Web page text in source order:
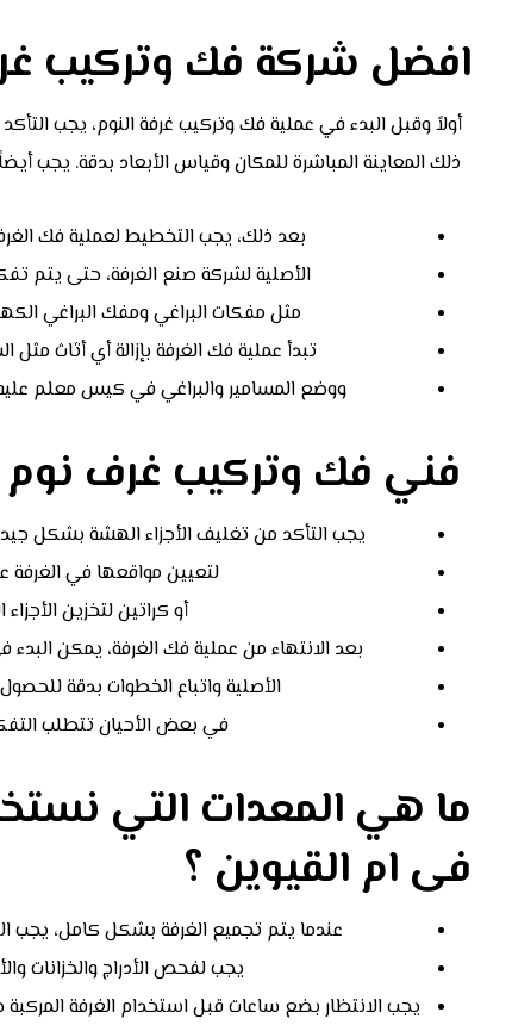
افضل شركة فك وتركيب
أولاً وقبل البدء في عملية فك وتركيب غرفة النوم، يجب
ذلك المعاينة المباشرة للمكان وقياس الأبعاد بدقة. يجب
بعد ذلك، يجب التخطيط لعملية فك
الأصلية لشركة صنع الغرفة، حتى يتم
مثل مفكات البراغي ومفك البراغي
تبدأ عملية فك الغرفة بإزالة أي أثاث مثل
ووضع المسامير والبراغي في كيس معلم
فني فك وتركيب غرف نوم
يجب التأكد من تغليف الأجزاء الهشة بشكل
لتعيين مواقعها في
أو كراتين لتخزين
بعد الانتهاء من عملية فك الغرفة، يمكن البدء
الأصلية واتباع الخطوات بدقة
في بعض الأحيان تتطلب
ما هي المعدات التي
فى ام القيوين ؟
عندما يتم تجميع الغرفة بشكل كامل، يجب
يجب لفحص الأدراج والخزانات
يجب الانتظار بضع ساعات قبل استخدام الغرفة